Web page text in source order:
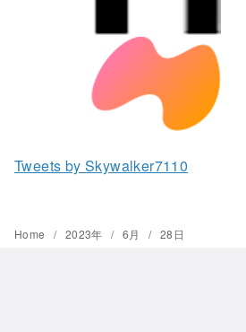
Tweets by Skywalker7110
Home 2023年 6月 28日